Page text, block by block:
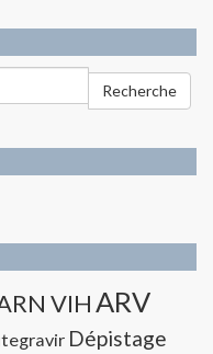
Recherche
VIHARV
Dépistage